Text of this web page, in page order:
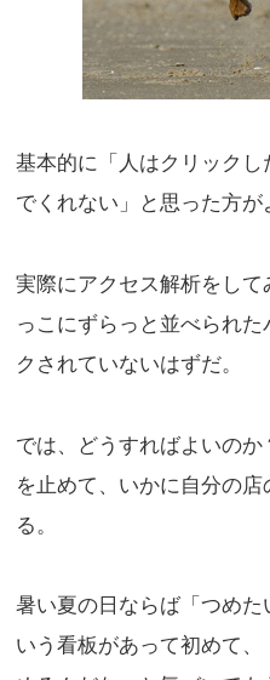
基本的に「人はクリック
でくれない」と思った方が
実際にアクセス解析をし
っこにずらっと並べられ
クされていないはずだ。
では、どうすればよいの
を止めて、いかに自分の
る。
暑い夏の日ならば「つめ
いう看板があって初めて